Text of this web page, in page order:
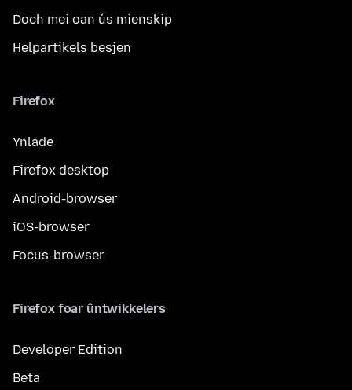
Doch mei oan ús mienskip
Helpartikels besjen
Firefox
Ynlade
Firefox desktop
Android-browser
iOS-browser
Focus-browser
Firefox foar ûntwikkelers
Developer Edition
Beta